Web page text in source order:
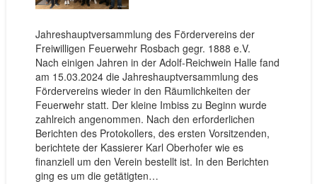
Jahreshauptversammlung des Fördervereins der
Freiwilligen Feuerwehr Rosbach gegr. 1888 e.V.
Nach einigen Jahren in der Adolf-Reichwein Halle fand
am 15.03.2024 die Jahreshauptversammlung des
Fördervereins wieder in den Räumlichkeiten der
Feuerwehr statt. Der kleine Imbiss zu Beginn wurde
zahlreich angenommen. Nach den erforderlichen
Berichten des Protokollers, des ersten Vorsitzenden,
berichtete der Kassierer Karl Oberhofer wie es
finanziell um den Verein bestellt ist. In den Berichten
ging es um die getätigten…